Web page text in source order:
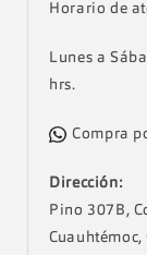
Horario de
Lunes a
hrs.
Compra
Dirección:
Pino 307B,